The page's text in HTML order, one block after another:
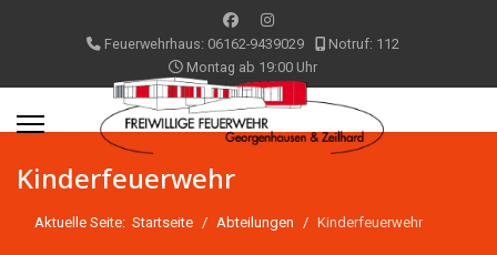
Feuerwehrhaus: 06162-9439029
Notruf: 112
Montag ab 19:00 Uhr
Kinderfeuerwehr
Aktuelle Seite: Startseite Abteilungen Kinderfeuerwehr